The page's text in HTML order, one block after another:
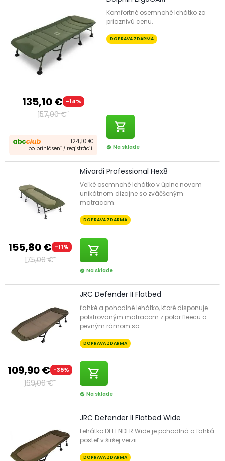
135,10 € -14%
157,00 €
124,10 €
po prihlásení / registrácii
Komfortné osemnohé lehátko za
priaznivú cenu.
DOPRAVA ZDARMA
shopping_cart
check_circle Na sklade
155,80 € -11%
175,00 €
Mivardi Professional Hex8
Veľké osemnohé lehátko v úplne novom
unikátnom dizajne so zväčšeným
matracom.
DOPRAVA ZDARMA
shopping_cart
check_circle Na sklade
109,90 € -35%
169,00 €
JRC Defender II Flatbed
Ľahké a pohodlné lehátko, ktoré disponuje
polstrovaným matracom z polar fleecu a
pevným rámom so...
DOPRAVA ZDARMA
shopping_cart
check_circle Na sklade
JRC Defender II Flatbed Wide
Lehátko DEFENDER Wide je pohodlná a ľahká
posteľ v širšej verzii.
DOPRAVA ZDARMA